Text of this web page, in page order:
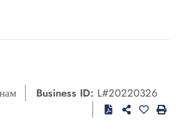
Business ID: L#20220326